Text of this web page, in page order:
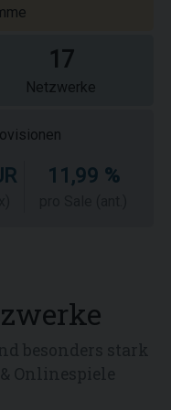
17
Netzwerke
11,99 %